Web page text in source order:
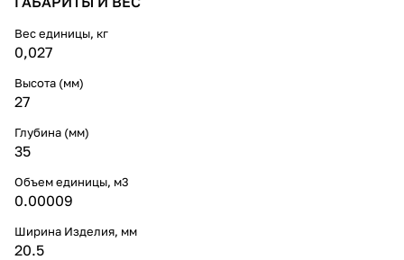
Вес единицы, кг
0,027
Высота (мм)
27
Глубина (мм)
35
Объем единицы, м3
0.00009
Ширина Изделия, мм
20.5